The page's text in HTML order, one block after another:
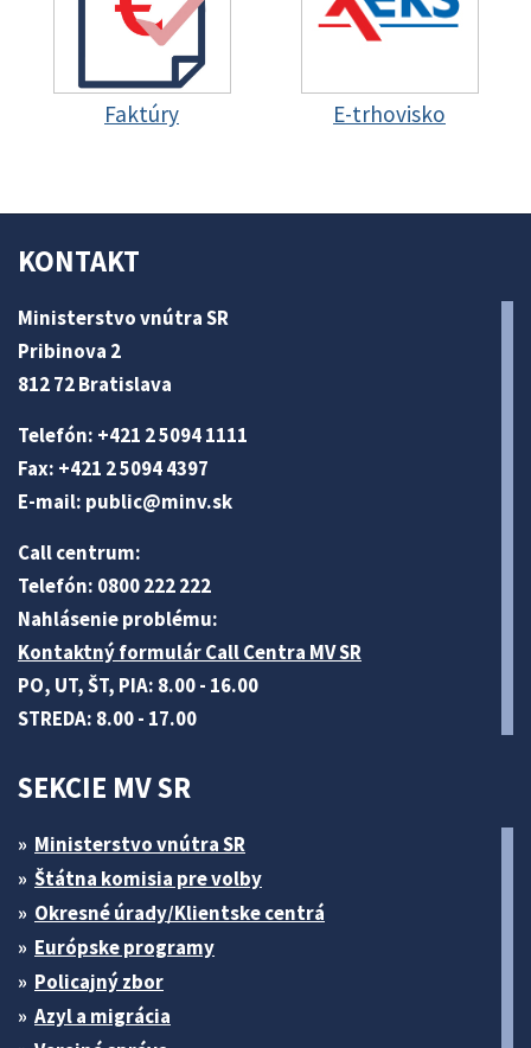
Faktúry E-trhovisko
KONTAKT
Ministerstvo vnútra SR
Pribinova 2
812 72 Bratislava
Telefón: +421 2 5094 1111
Fax: +421 2 5094 4397
E-mail: public@minv.sk
Call centrum:
Telefón: 0800 222 222
Nahlásenie problému:
Kontaktný formulár Call Centra MV SR
PO, UT, ŠT, PIA: 8.00 - 16.00
STREDA: 8.00 - 17.00
SEKCIE MV SR
Ministerstvo vnútra SR
Štátna komisia pre volby
Okresné úrady/Klientske centrá
Európske programy
Policajný zbor
Azyl a migrácia